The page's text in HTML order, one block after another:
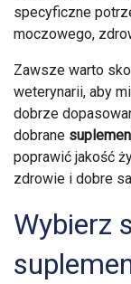
specyficzne
moczowego,
Zawsze warto
weterynarii, aby
dobrze
dobrane
poprawić jakość
zdrowie i dobre
Wybierz